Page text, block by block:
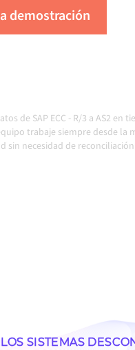
demostración
de SAP ECC - R/3 a AS2 en
trabaje siempre desde la
sin necesidad de
SISTEMAS